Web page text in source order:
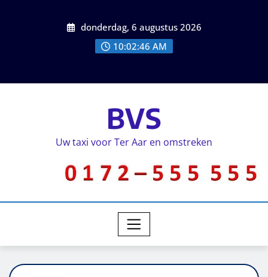
donderdag, 6 augustus 2026
10:02:47 AM
BVS
Uw taxi voor Ter Aar en omstreken